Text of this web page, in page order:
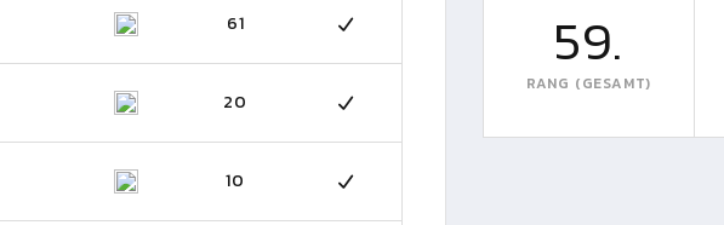
61
20
10
59.
RANG (GESAMT)